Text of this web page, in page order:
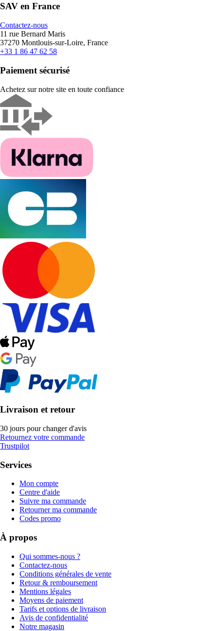
SAV en France
Contactez-nous
11 rue Bernard Maris
37270 Montlouis-sur-Loire, France
+33 1 86 47 62 58
Paiement sécurisé
Achetez sur notre site en toute confiance
Livraison et retour
30 jours pour changer d'avis
Retournez votre commande
Trustpilot
Services
Mon compte
Centre d'aide
Suivre ma commande
Retourner ma commande
Codes promo
À propos
Qui sommes-nous ?
Contactez-nous
Conditions générales de vente
Retour & remboursement
Mentions légales
Moyens de paiement
Tarifs et options de livraison
Avis de confidentialité
Notre magasin